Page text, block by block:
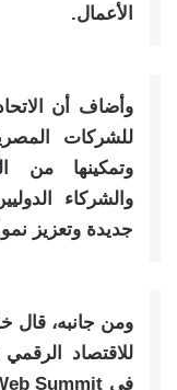
الأعمال.
وأضاف أن
للشركات
وتمكينها من
والشركاء
جديدة وتعزيز
ومن جانبه، قال
للاقتصاد